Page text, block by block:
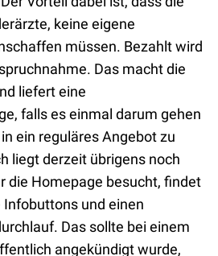
keine eigene
müssen. Bezahlt wird
Das macht die
liefert eine
falls es einmal darum gehen
ein reguläres Angebot zu
liegt derzeit übrigens noch
die Homepage besucht, findet
und einen
Das sollte bei einem
angekündigt wurde,